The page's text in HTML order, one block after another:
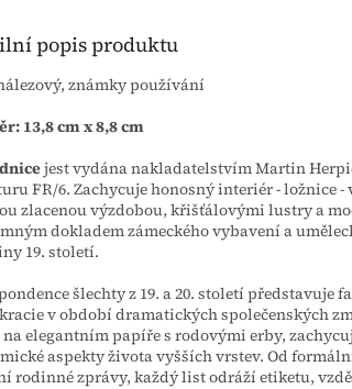
popis produktu
známky používání
13,8 cm x 8,8 cm
jest vydána nakladatelstvím Martin
FR/6. Zachycuje honosný interiér - ložnice -
zlacenou výzdobou, křišťálovými lustry a
dokladem zámeckého vybavení a
19. století.
šlechty z 19. a 20. století představuje
v období dramatických společenských
na elegantním papíře s rodovými erby,
aspekty života vyšších vrstev. Od
rodinné zprávy, každý list odráží etiketu,